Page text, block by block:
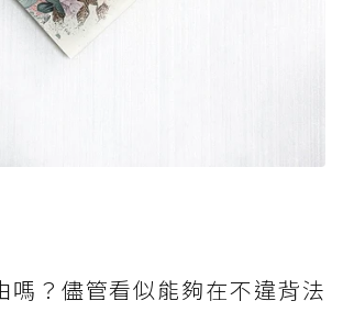
嗎？儘管看似能夠在不違背法